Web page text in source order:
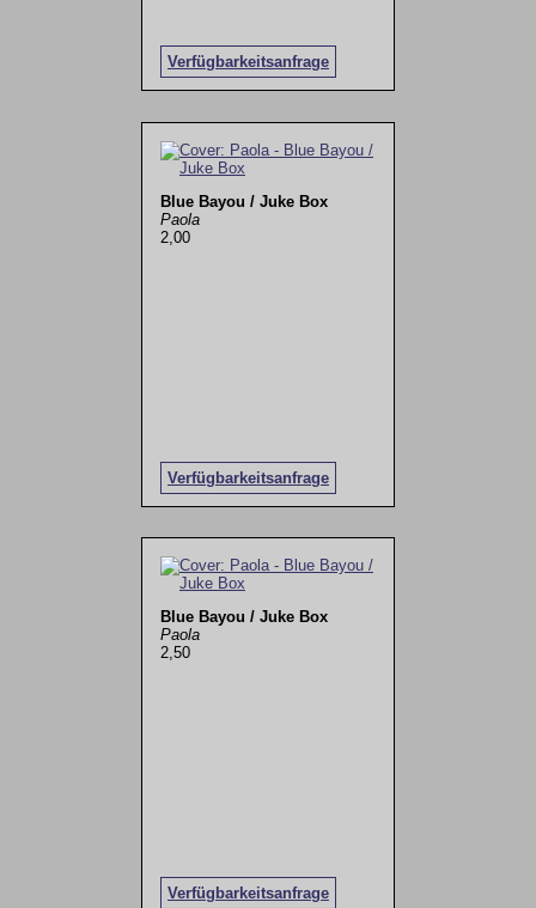
Verfügbarkeitsanfrage
Blue Bayou / Juke Box
Paola
2,00
Verfügbarkeitsanfrage
Blue Bayou / Juke Box
Paola
2,50
Verfügbarkeitsanfrage